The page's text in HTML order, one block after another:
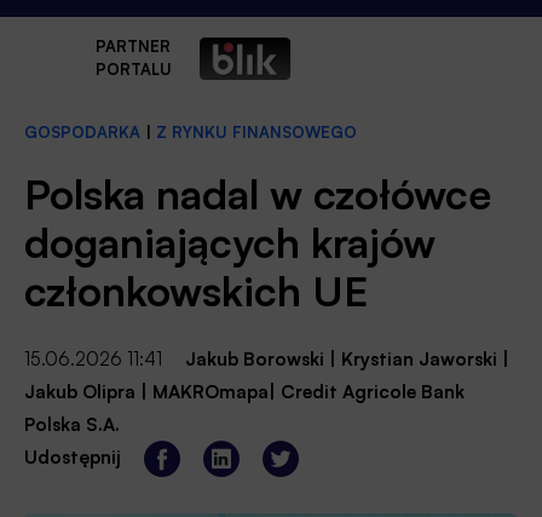
PARTNER
PORTALU
GOSPODARKA Z RYNKU FINANSOWEGO
Polska nadal w czołówce
doganiających krajów
członkowskich UE
15.06.2026 11:41 Jakub Borowski Krystian Jaworski
Jakub Olipra
MAKROmapa
Credit Agricole Bank
Polska S.A.
Udostępnij